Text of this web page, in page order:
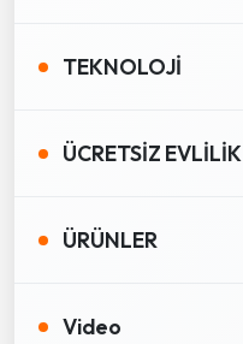
TEKNOLOJİ
ÜCRETSİZ EVLİLİK
ÜRÜNLER
Video